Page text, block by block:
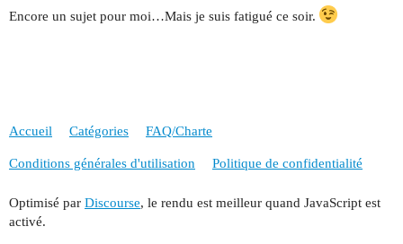
Encore un sujet pour moi…Mais je suis fatigué ce soir.
Accueil Catégories FAQ/Charte
Conditions générales d'utilisation Politique de confidentialité
Optimisé par Discourse, le rendu est meilleur quand JavaScript est
activé.